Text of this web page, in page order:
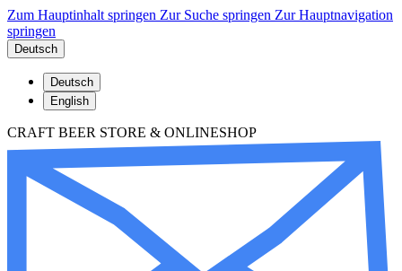
Zum Hauptinhalt springen Zur Suche springen Zur Hauptnavigation
springen
Deutsch
Deutsch
English
CRAFT BEER STORE & ONLINESHOP